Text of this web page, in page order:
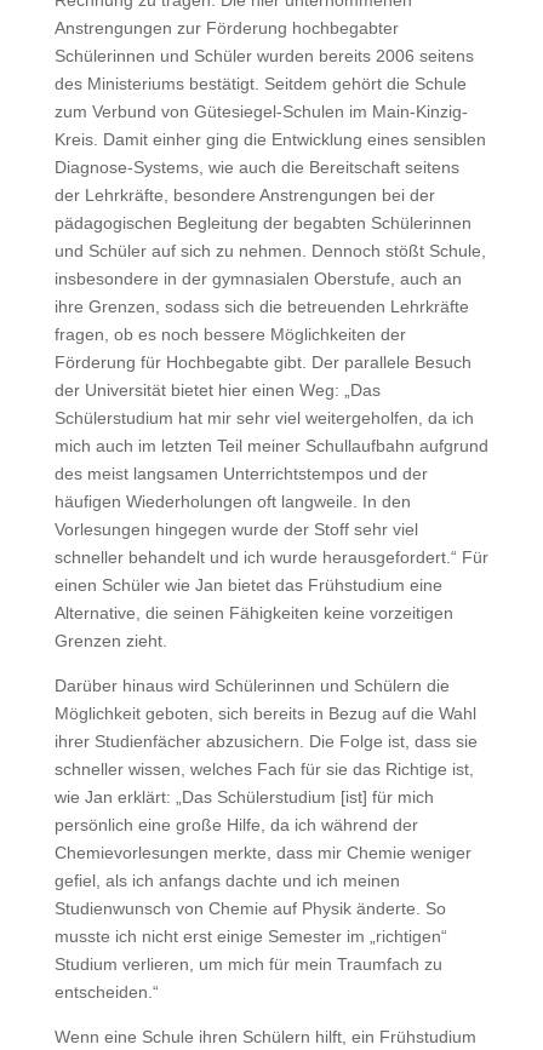
Anstrengungen zur Förderung hochbegabter
Schülerinnen und Schüler wurden bereits 2006 seitens
des Ministeriums bestätigt. Seitdem gehört die Schule
zum Verbund von Gütesiegel-Schulen im Main-Kinzig-
Kreis. Damit einher ging die Entwicklung eines sensiblen
Diagnose-Systems, wie auch die Bereitschaft seitens
der Lehrkräfte, besondere Anstrengungen bei der
pädagogischen Begleitung der begabten Schülerinnen
und Schüler auf sich zu nehmen. Dennoch stößt Schule,
insbesondere in der gymnasialen Oberstufe, auch an
ihre Grenzen, sodass sich die betreuenden Lehrkräfte
fragen, ob es noch bessere Möglichkeiten der
Förderung für Hochbegabte gibt. Der parallele Besuch
der Universität bietet hier einen Weg: „Das
Schülerstudium hat mir sehr viel weitergeholfen, da ich
mich auch im letzten Teil meiner Schullaufbahn aufgrund
des meist langsamen Unterrichtstempos und der
häufigen Wiederholungen oft langweile. In den
Vorlesungen hingegen wurde der Stoff sehr viel
schneller behandelt und ich wurde herausgefordert.“ Für
einen Schüler wie Jan bietet das Frühstudium eine
Alternative, die seinen Fähigkeiten keine vorzeitigen
Grenzen zieht.
Darüber hinaus wird Schülerinnen und Schülern die
Möglichkeit geboten, sich bereits in Bezug auf die Wahl
ihrer Studienfächer abzusichern. Die Folge ist, dass sie
schneller wissen, welches Fach für sie das Richtige ist,
wie Jan erklärt: „Das Schülerstudium [ist] für mich
persönlich eine große Hilfe, da ich während der
Chemievorlesungen merkte, dass mir Chemie weniger
gefiel, als ich anfangs dachte und ich meinen
Studienwunsch von Chemie auf Physik änderte. So
musste ich nicht erst einige Semester im „richtigen“
Studium verlieren, um mich für mein Traumfach zu
entscheiden.“
Wenn eine Schule ihren Schülern hilft, ein Frühstudium